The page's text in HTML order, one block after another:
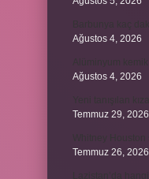
Ağustos 4, 2026
Ağustos 4, 2026
Temmuz 29, 2026
Temmuz 26, 2026